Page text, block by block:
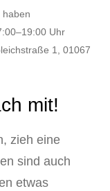
haben
Uhr
1, 01067
mit!
zieh eine
sind auch
etwas